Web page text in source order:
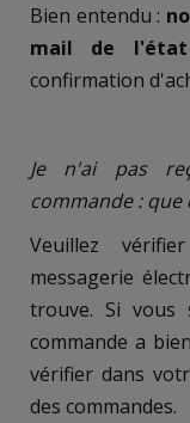
Bien entendu :
mail de l'état
confirmation
Je n'ai pas
commande : que
Veuillez
messagerie
trouve. Si vous
commande a
vérifier dans
des commandes.